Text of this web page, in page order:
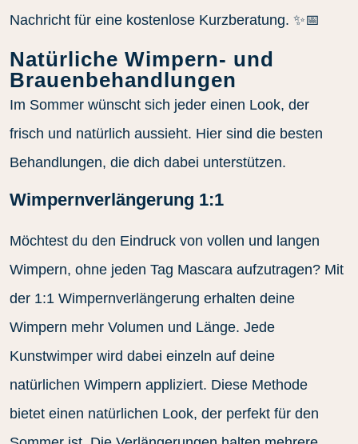
Nachricht für eine kostenlose Kurzberatung. ✨📅
Natürliche Wimpern- und
Brauenbehandlungen
Im Sommer wünscht sich jeder einen Look, der
frisch und natürlich aussieht. Hier sind die besten
Behandlungen, die dich dabei unterstützen.
Wimpernverlängerung 1:1
Möchtest du den Eindruck von vollen und langen
Wimpern, ohne jeden Tag Mascara aufzutragen? Mit
der 1:1 Wimpernverlängerung erhalten deine
Wimpern mehr Volumen und Länge. Jede
Kunstwimper wird dabei einzeln auf deine
natürlichen Wimpern appliziert. Diese Methode
bietet einen natürlichen Look, der perfekt für den